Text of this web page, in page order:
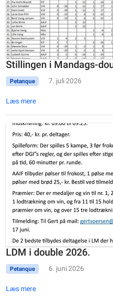
Stillingen i Mandags-
Petanque 7. juli 2026
Læs mere
LDM i double 2026.
Petanque 6. juni 2026
Læs mere